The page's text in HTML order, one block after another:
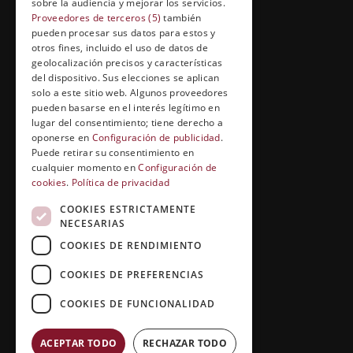
Formación abierta
Cuídate con Grupo Esneca
Entrevistas profesionales
EL RINCÓN DEL ALUMNO
Conócenos
Preguntas y respuestas
Clases virtuales
Copyright © 2026 |Grupo Esneca TV
sobre la audiencia y mejorar los servicios.
Proveedores de terceros (5) también
pueden procesar sus datos para estos y
otros fines, incluido el uso de datos de
geolocalización precisos y características
del dispositivo. Sus elecciones se aplican
solo a este sitio web. Algunos proveedores
pueden basarse en el interés legítimo en
lugar del consentimiento; tiene derecho a
oponerse en Configuración de publicidad.
Puede retirar su consentimiento en
cualquier momento enConfiguración de
cookies. Política de privacidad
COOKIES ESTRICTAMENTE
NECESARIAS
COOKIES DE RENDIMIENTO
COOKIES DE PREFERENCIAS
COOKIES DE FUNCIONALIDAD
ACEPTAR TODO RECHAZAR TODO